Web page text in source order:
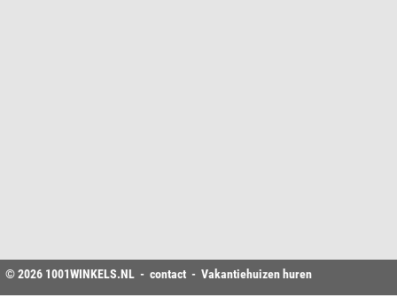
© 2026 1001WINKELS.NL - contact - Vakantiehuizen huren